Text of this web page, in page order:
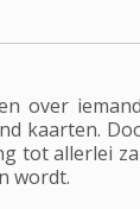
over
kaarten.
tot allerlei
wordt.